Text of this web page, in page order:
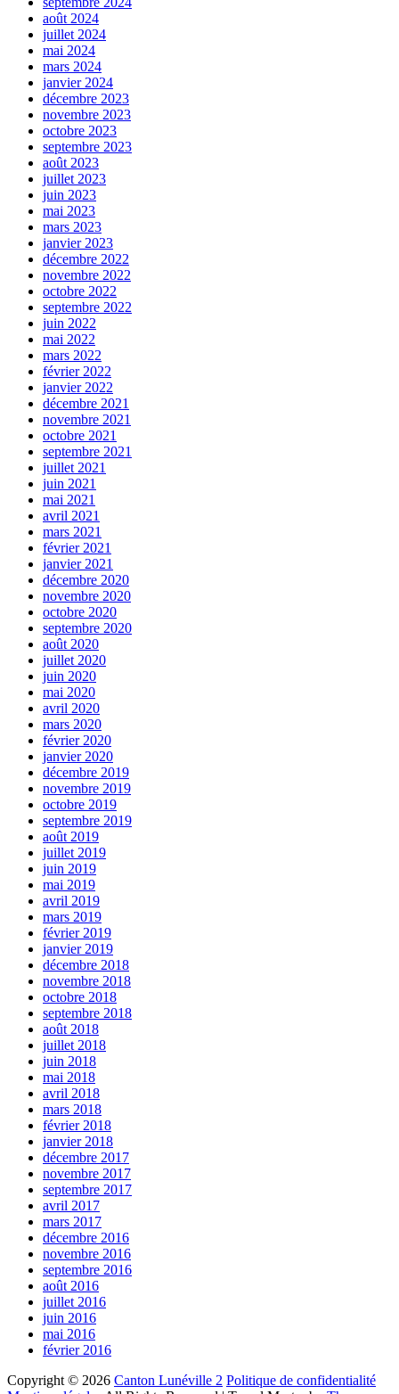
août 2024
juillet 2024
mai 2024
mars 2024
janvier 2024
décembre 2023
novembre 2023
octobre 2023
septembre 2023
août 2023
juillet 2023
juin 2023
mai 2023
mars 2023
janvier 2023
décembre 2022
novembre 2022
octobre 2022
septembre 2022
juin 2022
mai 2022
mars 2022
février 2022
janvier 2022
décembre 2021
novembre 2021
octobre 2021
septembre 2021
juillet 2021
juin 2021
mai 2021
avril 2021
mars 2021
février 2021
janvier 2021
décembre 2020
novembre 2020
octobre 2020
septembre 2020
août 2020
juillet 2020
juin 2020
mai 2020
avril 2020
mars 2020
février 2020
janvier 2020
décembre 2019
novembre 2019
octobre 2019
septembre 2019
août 2019
juillet 2019
juin 2019
mai 2019
avril 2019
mars 2019
février 2019
janvier 2019
décembre 2018
novembre 2018
octobre 2018
septembre 2018
août 2018
juillet 2018
juin 2018
mai 2018
avril 2018
mars 2018
février 2018
janvier 2018
décembre 2017
novembre 2017
septembre 2017
avril 2017
mars 2017
décembre 2016
novembre 2016
septembre 2016
août 2016
juillet 2016
juin 2016
mai 2016
février 2016
Copyright © 2026 Canton Lunéville 2 Politique de confidentialité